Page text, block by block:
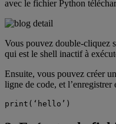
avec le fichier Python
Vous pouvez double-cliquez
qui est le shell inactif à
Ensuite, vous pouvez créer
ligne de code, et
print(‘hello’)